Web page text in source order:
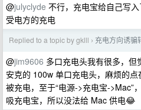
@julyclyde 不行，充电宝给自己写
受电方的充电
Replied to a topic by gklll › 充电方向诱骗
@jim9606 多口充电头我有很多，但
安克的 100w 单口充电头，麻烦的
被充电，至于“电源->充电宝->Mac”
吸充电宝，所以没法给 Mac 供电😂